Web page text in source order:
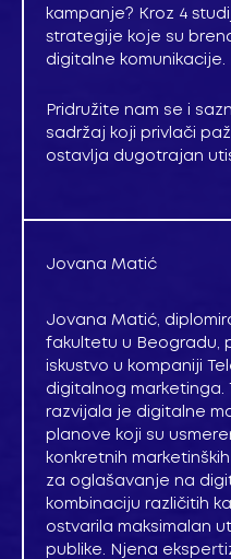
kampanje? Kroz 4
strategije koje su
digitalne komunikacije.
Pridružite nam se i
sadržaj koji privlači
ostavlja dugotrajan
Jovana Matić
Jovana Matić,
fakultetu u Beogradu,
iskustvo u kompaniji
digitalnog marketinga.
razvijala je digitalne
planove koji su
konkretnih
za oglašavanje na
kombinaciju različitih
ostvarila maksimalan
publike. Njena